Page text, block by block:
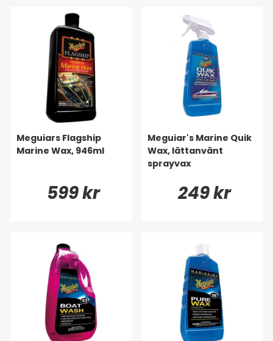
Meguiars Flagship
Marine Wax, 946ml
599 kr
Meguiar's Marine Quik
Wax, lättanvänt
sprayvax
249 kr